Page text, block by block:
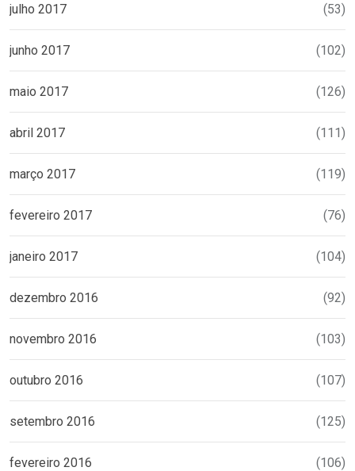
julho 2017 (53)
junho 2017 (102)
maio 2017 (126)
abril 2017 (111)
março 2017 (119)
fevereiro 2017 (76)
janeiro 2017 (104)
dezembro 2016 (92)
novembro 2016 (103)
outubro 2016 (107)
setembro 2016 (125)
fevereiro 2016 (106)